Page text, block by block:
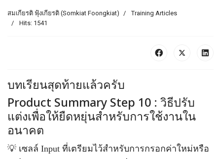
สมเกียรติ ฟุ้งเกียรติ (Somkiat Foongkiat)
Training Articles
Hits: 1541
บทเรียนสุดท้ายแล้วครับ
Product Summary Step 10 : วิธีปรับ
แต่งเพื่อให้ยืดหยุ่นสำหรับการใช้งานใน
อนาคต
💡 เซลล์ Input ที่เตรียมไว้สำหรับการกรอกค่าใหม่หรือ